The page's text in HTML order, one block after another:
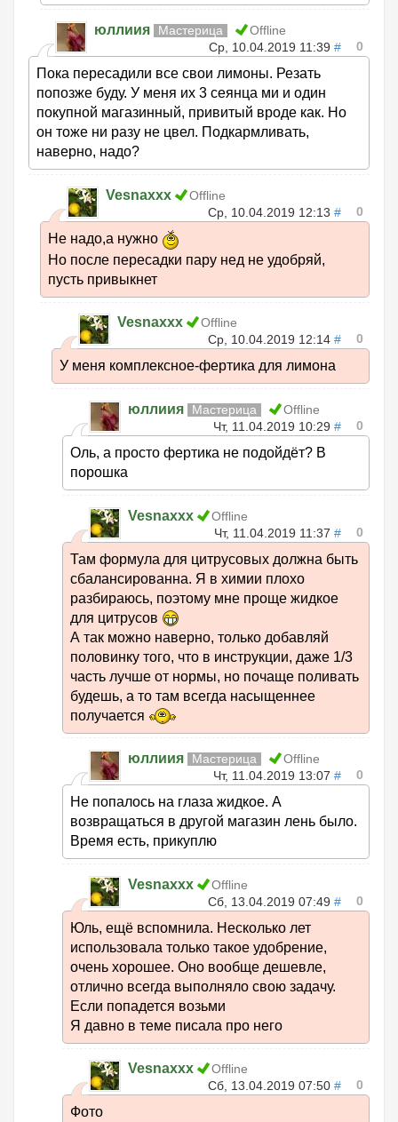
юллиия Мастерица
Offline
Ср, 10.04.2019 11:39 # 0
Пока пересадили все свои лимоны. Резать
попозже буду. У меня их 3 сеянца ми и один
покупной магазинный, привитый вроде как. Но
он тоже ни разу не цвел. Подкармливать,
наверно, надо?
Vesnaxxx
Offline
Ср, 10.04.2019 12:13 # 0
Не надо,а нужно
Но после пересадки пару нед не удобряй,
пусть привыкнет
Vesnaxxx
Offline
Ср, 10.04.2019 12:14 # 0
У меня комплексное-фертика для лимона
юллиия Мастерица
Offline
Чт, 11.04.2019 10:29 # 0
Оль, а просто фертика не подойдёт? В
порошка
Vesnaxxx
Offline
Чт, 11.04.2019 11:37 # 0
Там формула для цитрусовых должна быть
сбалансированна. Я в химии плохо
разбираюсь, поэтому мне проще жидкое
для цитрусов
А так можно наверно, только добавляй
половинку того, что в инструкции, даже 1/3
часть лучше от нормы, но почаще поливать
будешь, а то там всегда насыщеннее
получается
юллиия Мастерица
Offline
Чт, 11.04.2019 13:07 # 0
Не попалось на глаза жидкое. А
возвращаться в другой магазин лень было.
Время есть, прикуплю
Vesnaxxx
Offline
Сб, 13.04.2019 07:49 # 0
Юль, ещё вспомнила. Несколько лет
использовала только такое удобрение,
очень хорошее. Оно вообще дешевле,
отлично всегда выполняло свою задачу.
Если попадется возьми
Я давно в теме писала про него
Vesnaxxx
Offline
Сб, 13.04.2019 07:50 # 0
Фото